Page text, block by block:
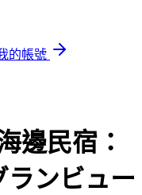
的帳號
邊民宿：
ランビュー